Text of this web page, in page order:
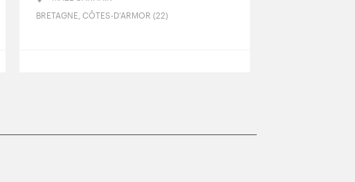
BRETAGNE, CÔTES-D’ARMOR (22)